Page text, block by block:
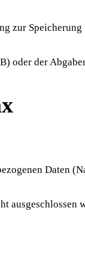
zur
oder der
Daten
ausgeschlossen